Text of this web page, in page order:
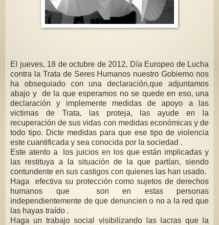
El jueves, 18 de octubre de 2012, Día Europeo de Lucha
contra la Trata de Seres Humanos nuestro Gobierno nos
ha obsequiado con una declaración,que adjuntamos
abajo y de la que esperamos no se quede en eso, una
declaración y implemente medidas de apoyo a las
victimas de Trata, las proteja, las ayude en la
recuperación de sus vidas con medidas económicas y de
todo tipo. Dicte medidas para que ese tipo de violencia
este cuantificada y sea conocida por la sociedad .
Este atento a los juicios en los que están implicadas y
las restituya a la situación de la que partían, siendo
contundente en sus castigos con quienes las han usado.
Haga efectiva su protección como sujetos de derechos
humanos que son en estas personas
independientemente de que denuncien o no a la red que
las hayas traído .
Haga un trabajo social visibilizando las lacras que la